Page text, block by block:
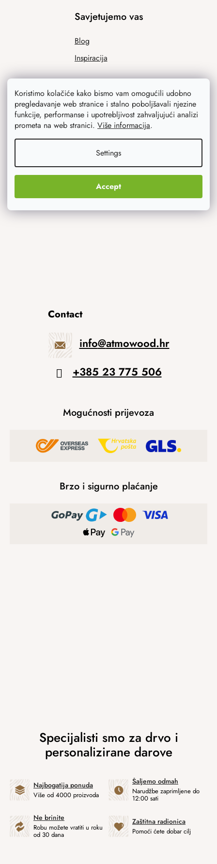
Koristimo kolačiće kako bismo vam omogućili udobno
pregledavanje web stranice i stalno poboljšavali njezine
funkcije, performanse i upotrebljivost zahvaljujući analizi
prometa na web stranici. Više informacija.
Settings
Accept
Savjetujemo vas
Blog
Inspiracija
Ono što vas najviše zanima
Noviteti
Contact
info@atmowood.hr
+385 23 775 506
Mogućnosti prijevoza
Brzo i sigurno plaćanje
Najbogatija ponuda
Više od 4000 proizvoda
Šaljemo odmah
Narudžbe zaprimljene do
12:00 sati
Ne brinite
Robu možete vratiti u roku
od 30 dana
Zaštitna radionica
Pomoći ćete dobar cilj